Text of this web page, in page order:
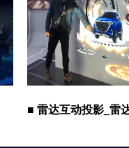
■ 雷达互动投影_雷达互动